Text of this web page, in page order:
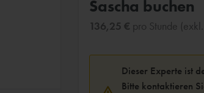
Sascha buchen
136,25 € pro Stunde
Dieser Experte ist
Bitte kontaktieren